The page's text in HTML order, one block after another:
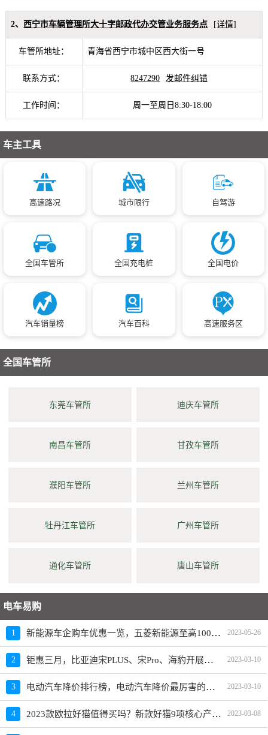
2、 西宁市车辆管理所大十字邮政代办交管业务服务点 [详情]
车管所地址： 青海省西宁市城中区西大街一号
联系方式： 8247290 发邮件纠错
工作时间： 周一至周日8:30-18:00
车主工具
高速路况 城市限行 自驾游
全国车管所 全国充电桩 全国电价
汽车销量榜 汽车百科 高速服务区
全国车管所
东莞车管所 迪庆车管所
南昌车管所 甘孜车管所
濮阳车管所 兰州车管所
牡丹江车管所 广州车管所
通化车管所 唐山车管所
电车易购
1 新能源车企购车优惠一览，五菱新能源至高10000元限时补贴 2023-05-26
2 钜惠三月，比亚迪宋PLUS、宋Pro、海豹开展限时优惠活动 2023-03-10
3 电动汽车降价排行榜，电动汽车降价最厉害的品牌是？ 2023-03-10
4 2023款欧拉好猫值得买吗？新款好猫9项核心产品力重磅升级 2023-03-08